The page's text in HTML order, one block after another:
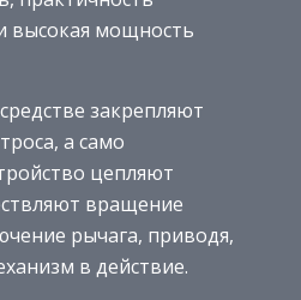
высокая мощность
закрепляют
а само
цепляют
вращение
рычага, приводя,
в действие.